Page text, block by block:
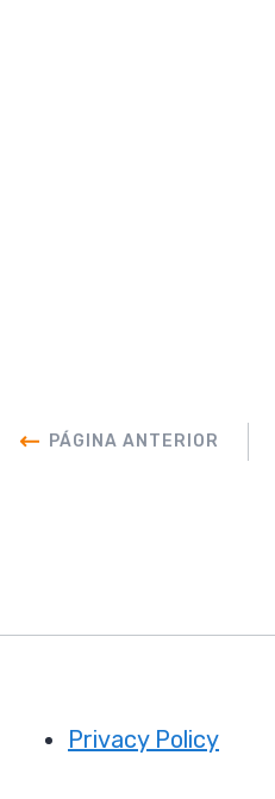
PÁGINA ANTERIOR
Footer
Privacy Policy